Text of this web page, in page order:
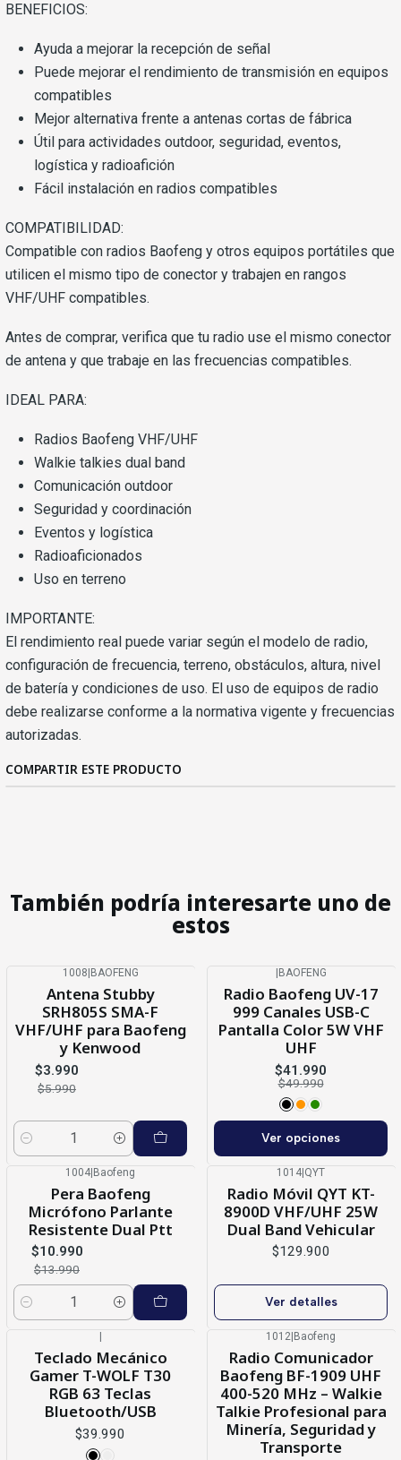
BENEFICIOS:
Ayuda a mejorar la recepción de señal
Puede mejorar el rendimiento de transmisión en equipos
compatibles
Mejor alternativa frente a antenas cortas de fábrica
Útil para actividades outdoor, seguridad, eventos,
logística y radioafición
Fácil instalación en radios compatibles
COMPATIBILIDAD:
Compatible con radios Baofeng y otros equipos portátiles que
utilicen el mismo tipo de conector y trabajen en rangos
VHF/UHF compatibles.
Antes de comprar, verifica que tu radio use el mismo conector
de antena y que trabaje en las frecuencias compatibles.
IDEAL PARA:
Radios Baofeng VHF/UHF
Walkie talkies dual band
Comunicación outdoor
Seguridad y coordinación
Eventos y logística
Radioaficionados
Uso en terreno
IMPORTANTE:
El rendimiento real puede variar según el modelo de radio,
configuración de frecuencia, terreno, obstáculos, altura, nivel
de batería y condiciones de uso. El uso de equipos de radio
debe realizarse conforme a la normativa vigente y frecuencias
autorizadas.
COMPARTIR ESTE PRODUCTO
También podría interesarte uno de
estos
1008 BAOFENG
Antena Stubby
SRH805S SMA-F
VHF/UHF para Baofeng
y Kenwood
$3.990
$5.990
Cantidad
BAOFENG
Radio Baofeng UV-17
999 Canales USB-C
Pantalla Color 5W VHF
UHF
$41.990
$49.990
Ver opciones
1004|Baofeng
Pera Baofeng
Micrófono Parlante
Resistente Dual Ptt
$10.990
$13.990
Cantidad
1014|QYT
Radio Móvil QYT KT-
8900D VHF/UHF 25W
Dual Band Vehicular
$129.900
Ver detalles
Teclado Mecánico
Gamer T-WOLF T30
RGB 63 Teclas
Bluetooth/USB
$39.990
1012 Baofeng
Radio Comunicador
Baofeng BF-1909 UHF
400-520 MHz – Walkie
Talkie Profesional para
Minería, Seguridad y
Transporte